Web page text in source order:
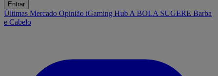
Entrar
Últimas Mercado Opinião iGaming Hub A BOLA SUGERE Barba
e Cabelo